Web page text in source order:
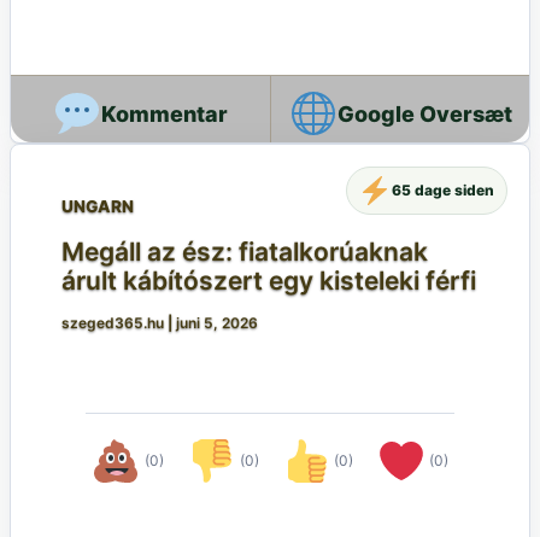
Google Oversæt
UNGARN
Megáll az ész: fiatalkorúaknak
árult kábítószert egy kisteleki férfi
szeged365.hu juni 5, 2026
(0) (0) (0) (0)
65 dage siden